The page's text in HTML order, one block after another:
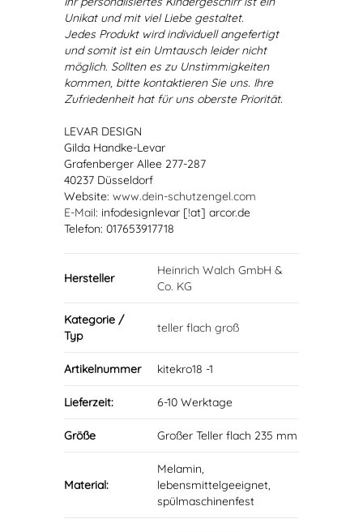
Unikat und mit viel Liebe gestaltet.
Jedes Produkt wird individuell angefertigt
und somit ist ein Umtausch leider nicht
möglich. Sollten es zu Unstimmigkeiten
kommen, bitte kontaktieren Sie uns. Ihre
Zufriedenheit hat für uns oberste Priorität.
LEVAR DESIGN
Gilda Handke-Levar
Grafenberger Allee 277-287
40237 Düsseldorf
Website: www.dein-schutzengel.com
E-Mail: infodesignlevar [!at] arcor.de
Telefon: 017653917718
Hersteller
Heinrich Walch GmbH &
Co. KG
Kategorie /
Typ
teller flach groß
Artikelnummer kitekro18 -1
Lieferzeit: 6-10 Werktage
Größe Großer Teller flach 235 mm
Material:
Melamin,
lebensmittelgeeignet,
spülmaschinenfest